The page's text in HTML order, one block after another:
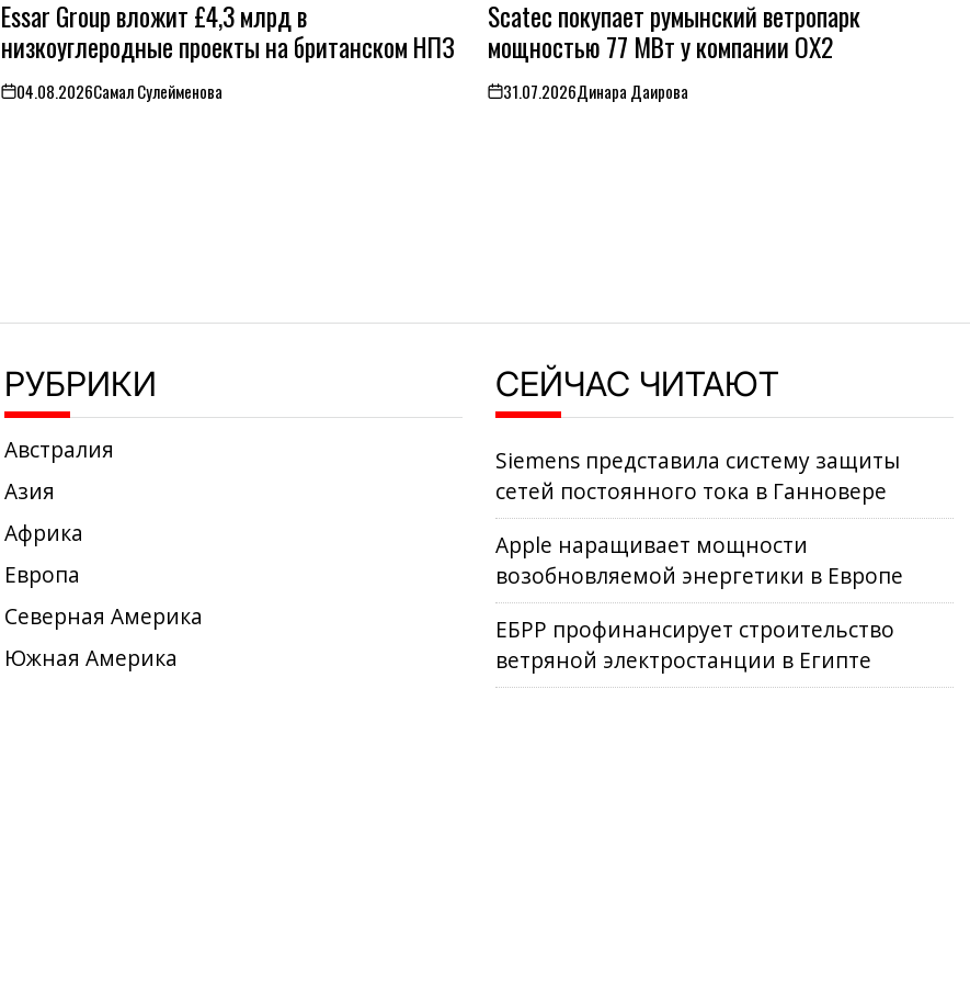
ВEssar Group вложит £4,3 млрд в
низкоуглеродные проекты на британском НПЗ
on04.08.2026Самал Сулейменова
В
Scatec покупает румынский ветропарк
мощностью 77 МВт у компании OX2
on31.07.2026Динара Даирова
РУБРИКИ
Австралия
Азия
Африка
Европа
Северная Америка
Южная Америка
СЕЙЧАС ЧИТАЮТ
Siemens представила систему защиты
сетей постоянного тока в Ганновере
Apple наращивает мощности
возобновляемой энергетики в Европе
ЕБРР профинансирует строительство
ветряной электростанции в Египте